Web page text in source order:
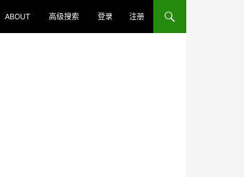
ABOUT 高级搜索 登录 注册